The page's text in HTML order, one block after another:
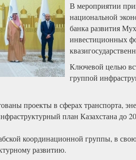
В мероприятии
национальной
банка развития
инвестиционных
Ключевой целью
группой
проекты в сферах транспорта,
план Казахстана до
координационной группы, в
развитию.